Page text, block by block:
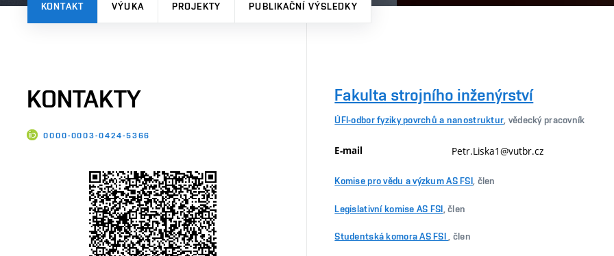
KONTAKT VÝUKA PROJEKTY PUBLIKAČNÍ VÝSLEDKY
KONTAKTY
0000-0003-0424-5366
Fakulta strojního inženýrství
ÚFI-odbor fyziky povrchů a nanostruktur , vědecký pracovník
E-mail Petr.Liska1@vutbr.cz
Komise pro vědu a výzkum AS FSI , člen
Legislativní komise AS FSI , člen
Studentská komora AS FSI , člen